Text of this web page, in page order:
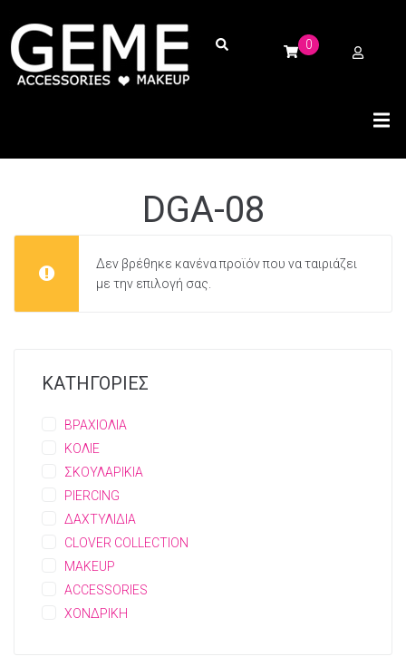
0
DGA-08
Δεν βρέθηκε κανένα προϊόν που να ταιριάζει
με την επιλογή σας.
ΚΑΤΗΓΟΡΙΕΣ
ΒΡΑΧΙΟΛΙΑ
ΚΟΛΙΕ
ΣΚΟΥΛΑΡΙΚΙΑ
PIERCING
ΔΑΧΤΥΛΙΔΙΑ
CLOVER COLLECTION
MAKEUP
ACCESSORIES
ΧΟΝΔΡΙΚΗ